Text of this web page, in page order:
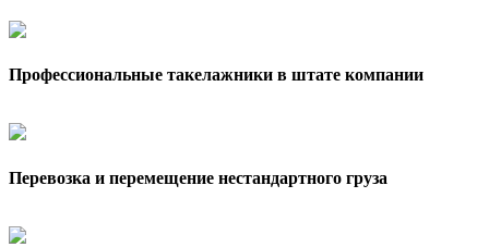
Профессиональные такелажники в штате компании
Перевозка и перемещение нестандартного груза